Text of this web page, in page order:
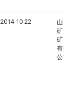
2014-10-22
山西
矿业
矿山
有限
公司